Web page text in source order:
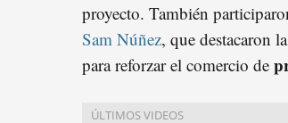
proyecto. También
Sam Núñez, que destacaron
para reforzar el comercio de